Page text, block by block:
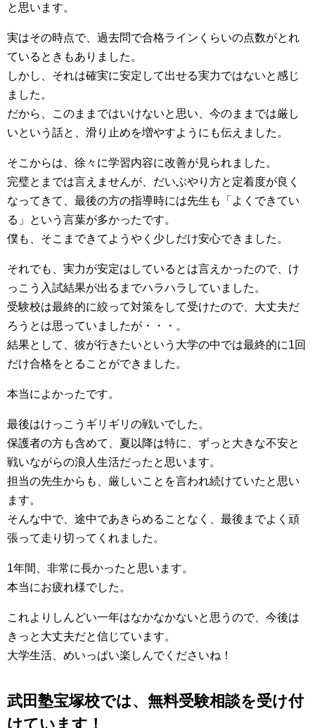
と思います。
実はその時点で、過去問で合格ラインくらいの点数がとれ
ているときもありました。
しかし、それは確実に安定して出せる実力ではないと感じ
ました。
だから、このままではいけないと思い、今のままでは厳し
いという話と、滑り止めを増やすようにも伝えました。
そこからは、徐々に学習内容に改善が見られました。
完璧とまでは言えませんが、だいぶやり方と定着度が良く
なってきて、最後の方の指導時には先生も「よくできてい
る」という言葉が多かったです。
僕も、そこまできてようやく少しだけ安心できました。
それでも、実力が安定はしているとは言えかったので、け
っこう入試結果が出るまでハラハラしていました。
受験校は最終的に絞って対策をして受けたので、大丈夫だ
ろうとは思っていましたが・・・。
結果として、彼が行きたいという大学の中では最終的に1回
だけ合格をとることができました。
本当によかったです。
最後はけっこうギリギリの戦いでした。
保護者の方も含めて、夏以降は特に、ずっと大きな不安と
戦いながらの浪人生活だったと思います。
担当の先生からも、厳しいことを言われ続けていたと思い
ます。
そんな中で、途中であきらめることなく、最後までよく頑
張って走り切ってくれました。
1年間、非常に長かったと思います。
本当にお疲れ様でした。
これよりしんどい一年はなかなかないと思うので、今後は
きっと大丈夫だと信じています。
大学生活、めいっぱい楽しんでくださいね！
武田塾宝塚校では、無料受験相談を受け付
けています！